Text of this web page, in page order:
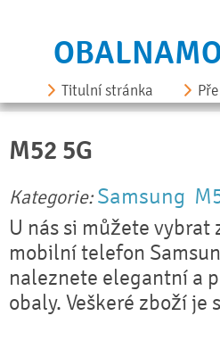
Titulní stránka
M52 5G
Kategorie: Samsung
U nás si můžete
mobilní telefon
naleznete elegantní a
obaly. Veškeré zboží je